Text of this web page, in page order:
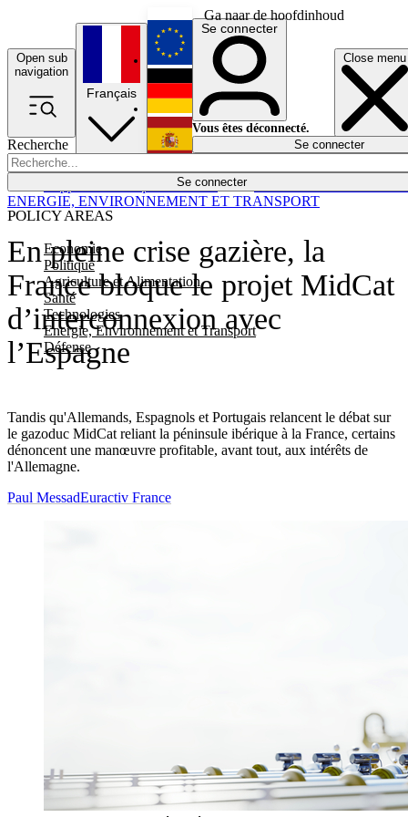
Ga naar de hoofdinhoud
Open sub
navigation
Close menu
Recherche
Se connecter
POLICY AREAS
Economie
Politique
Agriculture et Alimentation
Santé
Technologies
Energie, Environnement et Transport
Défense
Économie
Français
English
Deutsch
Español
Se connecter
Vous êtes déconnecté.
Se connecter
En pleine crise gazière, la
France bloque le projet MidCat
d’interconnexion avec
l’Espagne
Tandis qu'Allemands, Espagnols et Portugais relancent le débat sur
le gazoduc MidCat reliant la péninsule ibérique à la France, certains
dénoncent une manœuvre profitable, avant tout, aux intérêts de
l'Allemagne.
ENERGIE, ENVIRONNEMENT ET TRANSPORT
Paul MessadEuractiv France